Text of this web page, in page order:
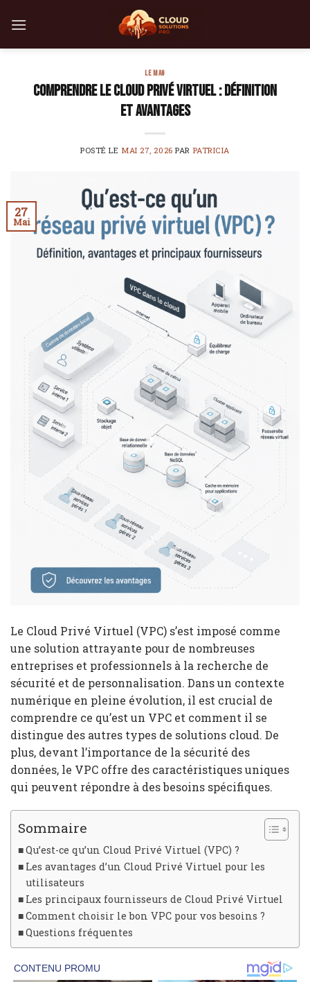
LE MAG
Comprendre le Cloud Privé Virtuel : Définition
et Avantages
POSTÉ LE MAI 27, 2026 PAR PATRICIA
27
Mai
Le Cloud Privé Virtuel (VPC) s’est imposé comme
une solution attrayante pour de nombreuses
entreprises et professionnels à la recherche de
sécurité et de personnalisation. Dans un contexte
numérique en pleine évolution, il est crucial de
comprendre ce qu’est un VPC et comment il se
distingue des autres types de solutions cloud. De
plus, devant l’importance de la sécurité des
données, le VPC offre des caractéristiques uniques
qui peuvent répondre à des besoins spécifiques.
Sommaire
Qu’est-ce qu’un Cloud Privé Virtuel (VPC) ?
Les avantages d’un Cloud Privé Virtuel pour les
utilisateurs
Les principaux fournisseurs de Cloud Privé Virtuel
Comment choisir le bon VPC pour vos besoins ?
Questions fréquentes